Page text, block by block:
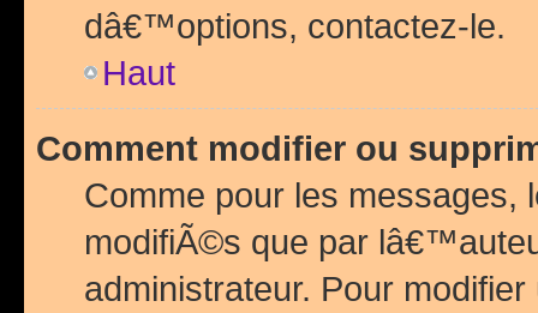
dâ€™options, contactez-le.
Haut
Comment modifier ou
Comme pour les messages,
modifiÃ©s que par
administrateur. Pour